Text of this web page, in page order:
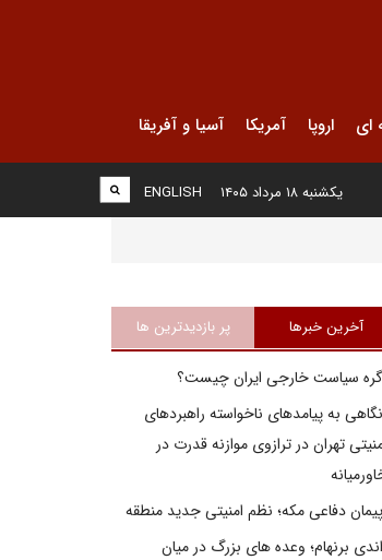
ای اروپا آمریکا آسیا و آفریقا
ENGLISH یکشنبه ۱۸ مرداد ۱۴۰۵
آخرین خبرها پر بازدیدترین ها
گره سیاست خارجی ایران چیست؟
نگاهی به پیامدهای ناخواسته راهبردهای
تهران در ترازوی موازنه قدرت در
پیمان دفاعی مکه؛ نظم امنیتی جدید منطقه
اندی برنهام؛ وعده های بزرگ در میان